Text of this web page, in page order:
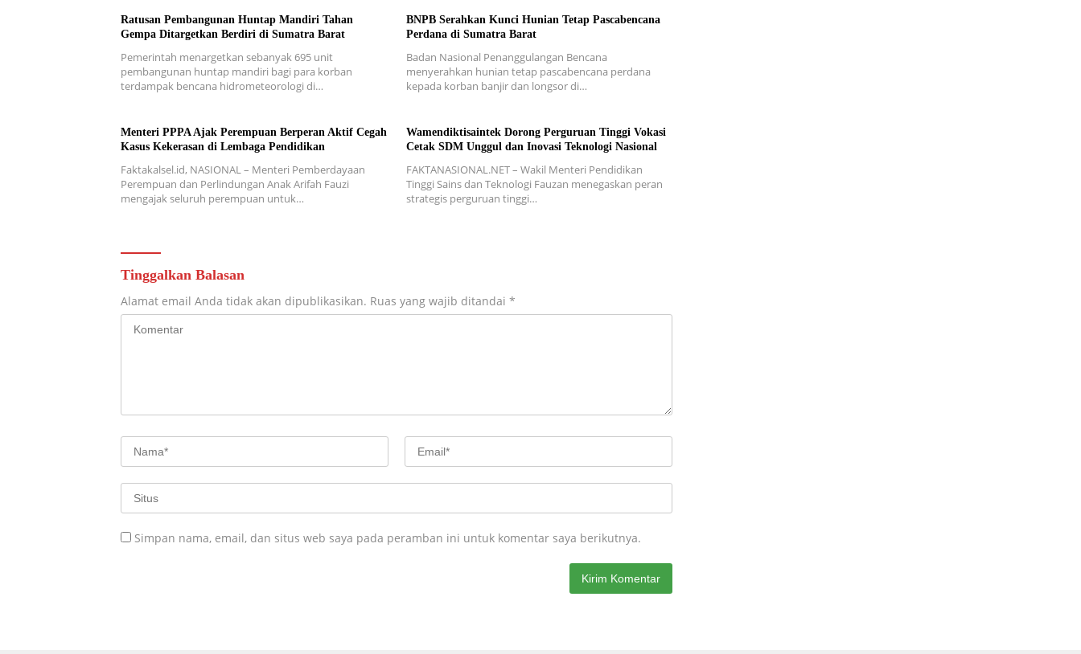
Ratusan Pembangunan Huntap Mandiri Tahan
Gempa Ditargetkan Berdiri di Sumatra Barat
Pemerintah menargetkan sebanyak 695 unit
pembangunan huntap mandiri bagi para korban
terdampak bencana hidrometeorologi di…
BNPB Serahkan Kunci Hunian Tetap Pascabencana
Perdana di Sumatra Barat
Badan Nasional Penanggulangan Bencana
menyerahkan hunian tetap pascabencana perdana
kepada korban banjir dan longsor di…
Menteri PPPA Ajak Perempuan Berperan Aktif Cegah
Kasus Kekerasan di Lembaga Pendidikan
Faktakalsel.id, NASIONAL – Menteri Pemberdayaan
Perempuan dan Perlindungan Anak Arifah Fauzi
mengajak seluruh perempuan untuk…
Wamendiktisaintek Dorong Perguruan Tinggi Vokasi
Cetak SDM Unggul dan Inovasi Teknologi Nasional
FAKTANASIONAL.NET – Wakil Menteri Pendidikan
Tinggi Sains dan Teknologi Fauzan menegaskan peran
strategis perguruan tinggi…
Tinggalkan Balasan
Alamat email Anda tidak akan dipublikasikan. Ruas yang wajib ditandai *
Simpan nama, email, dan situs web saya pada peramban ini untuk komentar saya berikutnya.